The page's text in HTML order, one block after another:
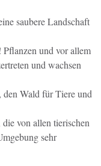
saubere Landschaft
Pflanzen und vor allem
und wachsen
den Wald für Tiere und
von allen tierischen
sehr